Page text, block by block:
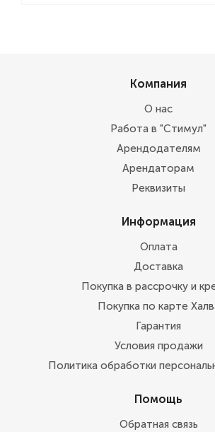
Компания
О нас
Работа в "Стимул"
Арендодателям
Арендаторам
Реквизиты
Информация
Оплата
Доставка
Покупка в рассрочку и
Покупка по карте
Гарантия
Условия продажи
Политика обработки
Помощь
Обратная связь